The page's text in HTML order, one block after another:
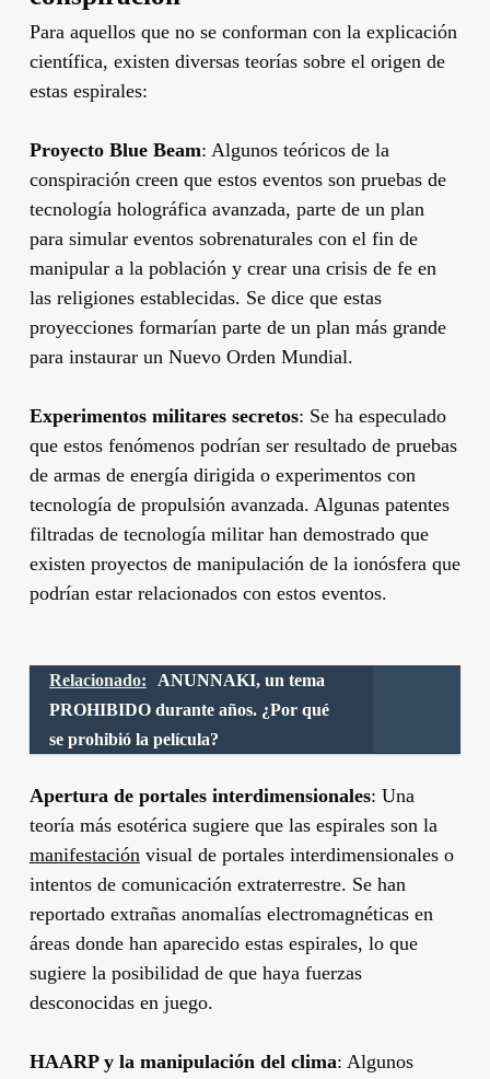
Para aquellos que no se conforman con la explicación
científica, existen diversas teorías sobre el origen de
estas espirales:
Proyecto Blue Beam: Algunos teóricos de la
conspiración creen que estos eventos son pruebas de
tecnología holográfica avanzada, parte de un plan
para simular eventos sobrenaturales con el fin de
manipular a la población y crear una crisis de fe en
las religiones establecidas. Se dice que estas
proyecciones formarían parte de un plan más grande
para instaurar un Nuevo Orden Mundial.
Experimentos militares secretos: Se ha especulado
que estos fenómenos podrían ser resultado de pruebas
de armas de energía dirigida o experimentos con
tecnología de propulsión avanzada. Algunas patentes
filtradas de tecnología militar han demostrado que
existen proyectos de manipulación de la ionósfera que
podrían estar relacionados con estos eventos.
Relacionado:
ANUNNAKI, un tema
PROHIBIDO durante años. ¿Por qué
se prohibió la película?
Apertura de portales interdimensionales: Una
teoría más esotérica sugiere que las espirales son la
manifestaciónvisual de portales interdimensionales o
intentos de comunicación extraterrestre. Se han
reportado extrañas anomalías electromagnéticas en
áreas donde han aparecido estas espirales, lo que
sugiere la posibilidad de que haya fuerzas
desconocidas en juego.
HAARP y la manipulación del clima: Algunos